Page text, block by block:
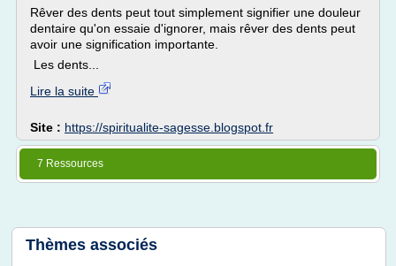
Rêver des dents peut tout simplement signifier une douleur
dentaire qu'on essaie d'ignorer, mais rêver des dents peut
avoir une signification importante.
Les dents...
Lire la suite
Site : https://spiritualite-sagesse.blogspot.fr
7 Ressources
Thèmes associés